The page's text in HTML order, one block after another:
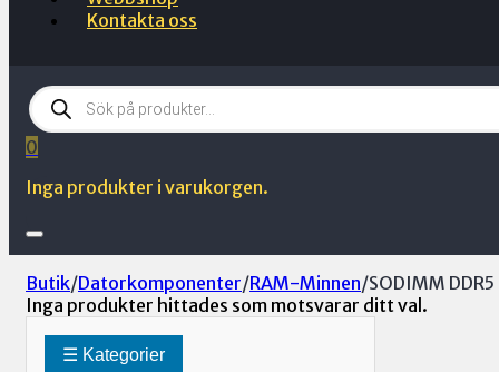
Kontakta oss
Products
search
0
Inga produkter i varukorgen.
Butik/Datorkomponenter/RAM-Minnen/SODIMM DDR5
Inga produkter hittades som motsvarar ditt val.
☰ Kategorier